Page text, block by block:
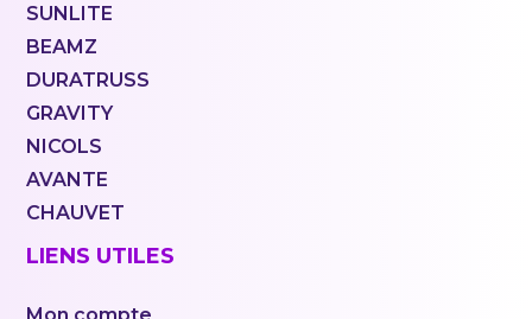
SUNLITE
BEAMZ
DURATRUSS
GRAVITY
NICOLS
AVANTE
CHAUVET
LIENS UTILES